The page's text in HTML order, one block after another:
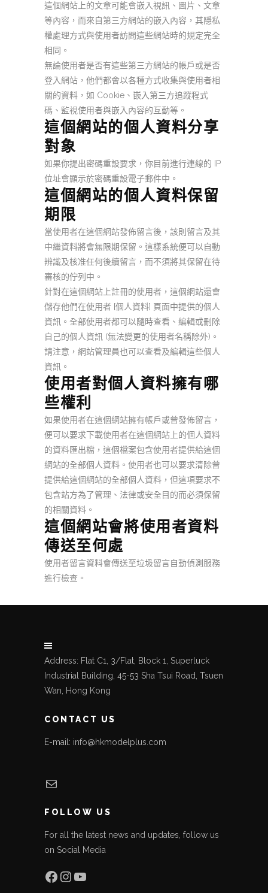
這個網站上的文章可能會嵌入視訊、圖片、文章
等內容，而來自第三方網站的嵌入內容，其隱私
權處理方式與使用者訪問這些網站時的規定完全
相同。
無論使用者是否有這些第三方網站的帳戶或是否
登入網站，他們都會以各種方式收集與使用者相
關的資料，如 Cookie、嵌入第三方追蹤程式
碼、監視使用者與嵌入內容的互動等。
這個網站的個人資料分享
對象
如果你提出密碼重設要求，你目前進行連線的 IP
位址會顯示於密碼重設電子郵件中。
這個網站的個人資料保留
期限
當使用者在這個網站發佈留言後，該則留言及其
中繼資料將會無限期保留。這樣系統便可以自動
辨識及核准任何後續留言，而不須將其保留在待
審核的佇列中。
針對在這個網站上註冊的使用者，這個網站還會
儲存他們在使用者 [個人資料] 頁面中提供的個人
資訊。全部使用者都可以隨時查看、編輯或刪除
自己的個人資訊 (無法變更的使用者名稱除外)。
請注意，網站管理員也可以查看及編輯這些個人
資訊。
使用者對個人資料擁有哪
些權利
如果使用者在這個網站擁有帳戶或曾發佈留言，
便可以要求下載使用者在這個網站上的個人資料
的資料匯出檔，這個檔案包含使用者提供給這個
網站的全部個人資料。使用者也可以要求清除曾
提供給這個網站的全部個人資料，但這項要求不
包含站方為了管理、法律或安全目的而必須保留
的相關資料。
這個網站會將使用者資料
傳送至何處
使用者留言資料會傳送至垃圾留言自動偵測服務
進行檢查。
Address: Flat C1, 3/Flat, Block 1, Superluck
Industrial Building, 45-53 Sha Tsui Road, Tsuen
Wan, Hong Kong
CONTACT US
E-mail: info@hkmodelplus.com
Mail
FOLLOW US
For all the latest news and updates, follow us
on Social Media
Facebook
Instagram
YouTube